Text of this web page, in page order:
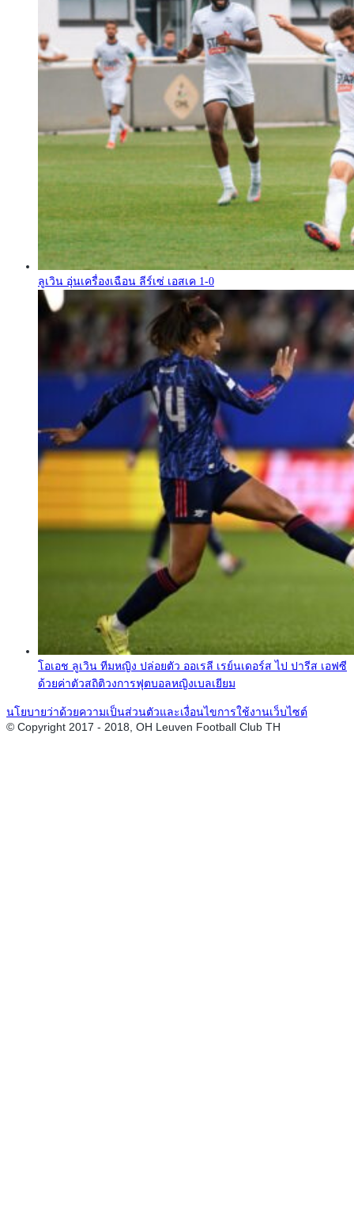
ลูเวิน อุ่นเครื่องเฉือน ลีร์เซ่ เอสเค 1-0
โอเอช ลูเวิน ทีมหญิง ปล่อยตัว ออเรลี เรย์นเดอร์ส ไป ปารีส เอฟซี
ด้วยค่าตัวสถิติวงการฟุตบอลหญิงเบลเยียม
นโยบายว่าด้วยความเป็นส่วนตัวและเงื่อนไขการใช้งานเว็บไซต์
© Copyright 2017 - 2018, OH Leuven Football Club TH